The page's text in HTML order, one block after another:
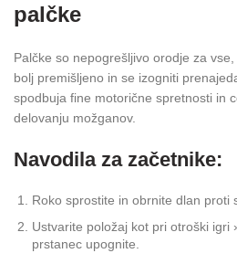
palčke
Palčke so nepogrešljivo orodje za vse,
bolj premišljeno in se izogniti
spodbuja fine motorične spretnosti in
delovanju možganov.
Navodila za začetnike:
Roko sprostite in obrnite dlan proti
Ustvarite položaj kot pri otroški igri
prstanec upognite.